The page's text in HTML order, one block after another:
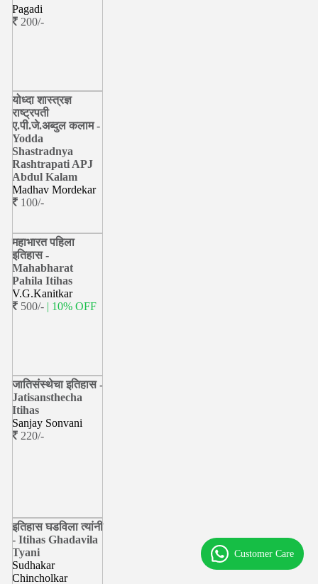
Pagadi
200/-
योध्दा शास्त्रज्ञ
राष्ट्रपती
ए.पी.जे.अब्दुल कलाम -
Yodda
Shastradnya
Rashtrapati APJ
Abdul Kalam
Madhav Mordekar
100/-
महाभारत पहिला
इतिहास -
Mahabharat
Pahila Itihas
V.G.Kanitkar
500/- | 10% OFF
जातिसंस्थेचा इतिहास -
Jatisansthecha
Itihas
Sanjay Sonvani
220/-
इतिहास घडविला त्यांनी
- Itihas Ghadavila
Tyani
Sudhakar
Chincholkar
Customer Care